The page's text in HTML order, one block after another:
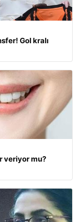
Gol kralı
veriyor mu?